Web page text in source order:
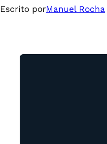
Escrito porManuel Rocha